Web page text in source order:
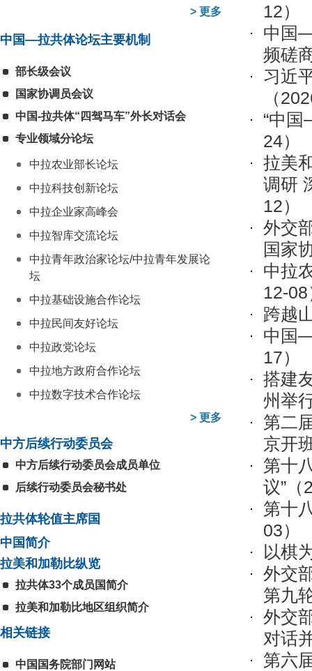
> 更多
中国—拉共体论坛主要机制
部长级会议
国家协调员会议
中国-拉共体“四驾马车”外长对话会
专业领域分论坛
中拉农业部长论坛
中拉科技创新论坛
中拉企业家高峰会
中拉智库交流论坛
中拉青年政治家论坛/中拉青年发展论
坛
中拉基础设施合作论坛
中拉民间友好论坛
中拉政党论坛
中拉地方政府合作论坛
中拉数字技术合作论坛
> 更多
中方后续行动委员会
中方后续行动委员会成员单位
后续行动委员会秘书处
拉共体轮值主席国
中国简介
拉美和加勒比纵览
拉共体33个成员国简介
拉美和加勒比地区组织简介
相关链接
中国国务院部门网站
12）
中国
频磋
习近
（
“中
24）
拉美
调研
12）
外交
国家
中拉
12-08
跨越
中国
17）
搭建
州举
第二
京开
第十
议”
第十
03）
以棋
外交
第九
外交
对话
第六